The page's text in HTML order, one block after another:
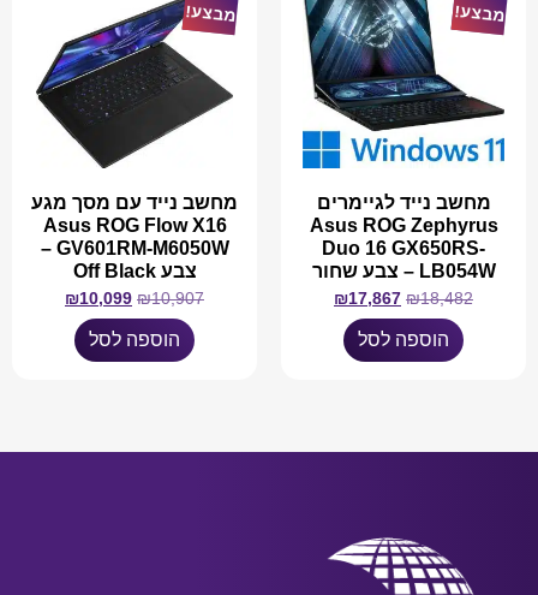
מבצע!
מחשב נייד לגיימרים
Asus ROG Zephyrus
Duo 16 GX650RS-
LB054W – צבע שחור
₪18,482
₪17,867
הוספה לסל
מבצע!
מחשב נייד עם מסך מגע
Asus ROG Flow X16
GV601RM-M6050W –
צבע Off Black
₪10,907
₪10,099
הוספה לסל